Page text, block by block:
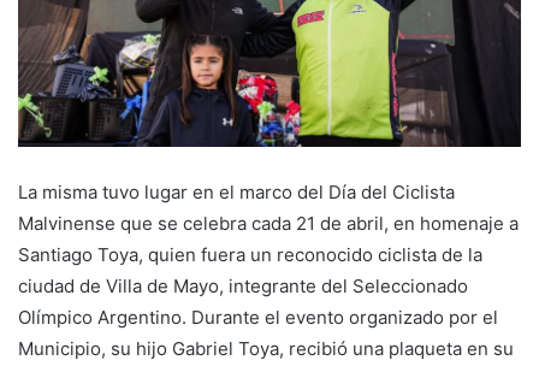
La misma tuvo lugar en el marco del Día del Ciclista
Malvinense que se celebra cada 21 de abril, en homenaje a
Santiago Toya, quien fuera un reconocido ciclista de la
ciudad de Villa de Mayo, integrante del Seleccionado
Olímpico Argentino. Durante el evento organizado por el
Municipio, su hijo Gabriel Toya, recibió una plaqueta en su